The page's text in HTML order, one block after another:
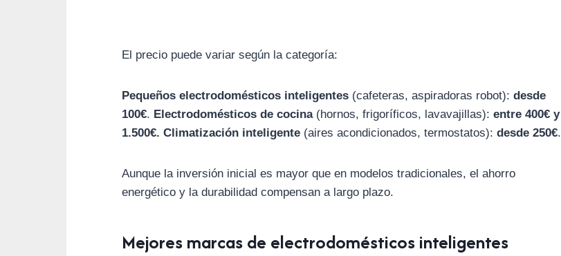
El precio puede variar según la categoría:
Pequeños electrodomésticos inteligentes (cafeteras, aspiradoras robot): desde
100€. Electrodomésticos de cocina(hornos, frigoríficos, lavavajillas): entre 400€ y
1.500€. Climatización inteligente (aires acondicionados, termostatos): desde 250€.
Aunque la inversión inicial es mayor que en modelos tradicionales, el ahorro
energético y la durabilidad compensan a largo plazo.
Mejores marcas de electrodomésticos inteligentes